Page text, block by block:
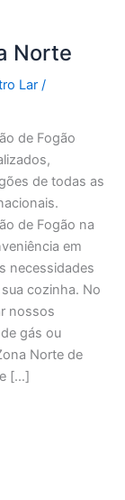
Norte
Lar/
de Fogão
de todas as
de Fogão na
em
necessidades
cozinha. No
nossos
gás ou
Norte de
[…]